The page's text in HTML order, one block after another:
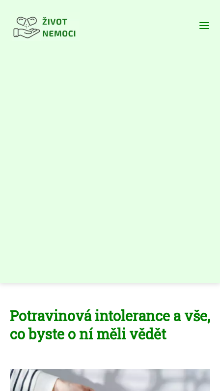
Potravinová intolerance a vše,
co byste o ní měli vědět